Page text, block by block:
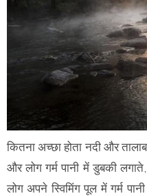
कितना अच्छा होता नदी और
और लोग गर्म पानी में डुबकी
लोग अपने स्विमिंग पूल में गर्म